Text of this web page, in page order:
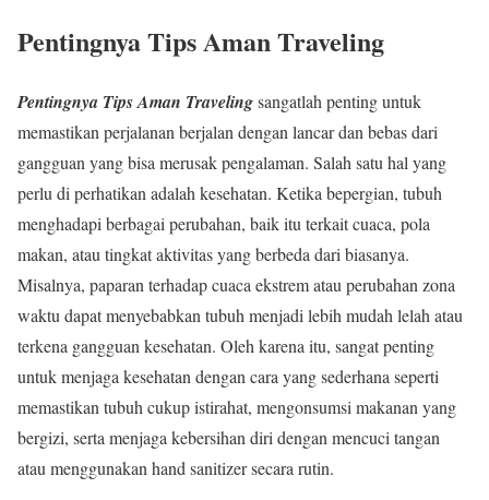
Pentingnya Tips Aman Traveling
Pentingnya Tips Aman Travelingsangatlah penting untuk
memastikan perjalanan berjalan dengan lancar dan bebas dari
gangguan yang bisa merusak pengalaman. Salah satu hal yang
perlu di perhatikan adalah kesehatan. Ketika bepergian, tubuh
menghadapi berbagai perubahan, baik itu terkait cuaca, pola
makan, atau tingkat aktivitas yang berbeda dari biasanya.
Misalnya, paparan terhadap cuaca ekstrem atau perubahan zona
waktu dapat menyebabkan tubuh menjadi lebih mudah lelah atau
terkena gangguan kesehatan. Oleh karena itu, sangat penting
untuk menjaga kesehatan dengan cara yang sederhana seperti
memastikan tubuh cukup istirahat, mengonsumsi makanan yang
bergizi, serta menjaga kebersihan diri dengan mencuci tangan
atau menggunakan hand sanitizer secara rutin.